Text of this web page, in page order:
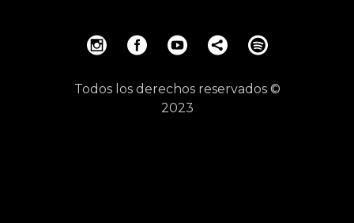
Todos los derechos reservados ©
2023